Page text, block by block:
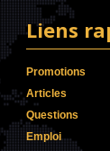
Promotions
Articles
Questions
Emploi
Liens